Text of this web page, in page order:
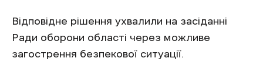
Відповідне рішення ухвалили на засіданні
Ради оборони області через можливе
загострення безпекової ситуації.